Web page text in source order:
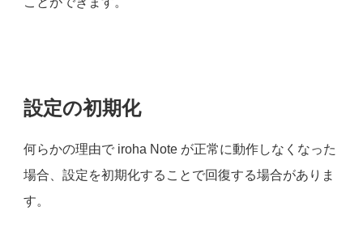
設定の初期化
何らかの理由で iroha Note が正常に動作しなくなった
場合、設定を初期化することで回復する場合がありま
す。